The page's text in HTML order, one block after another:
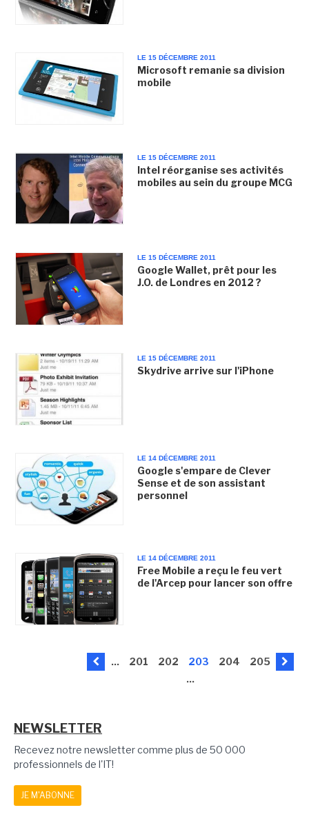
LE 15 DÉCEMBRE 2011
Microsoft remanie sa division
mobile
LE 15 DÉCEMBRE 2011
Intel réorganise ses activités
mobiles au sein du groupe MCG
LE 15 DÉCEMBRE 2011
Google Wallet, prêt pour les
J.O. de Londres en 2012 ?
LE 15 DÉCEMBRE 2011
Skydrive arrive sur l'iPhone
LE 14 DÉCEMBRE 2011
Google s'empare de Clever
Sense et de son assistant
personnel
LE 14 DÉCEMBRE 2011
Free Mobile a reçu le feu vert
de l'Arcep pour lancer son offre
... 201 202 203 204
205
...
NEWSLETTER
Recevez notre newsletter comme plus de 50 000
professionnels de l'IT!
JE M'ABONNE